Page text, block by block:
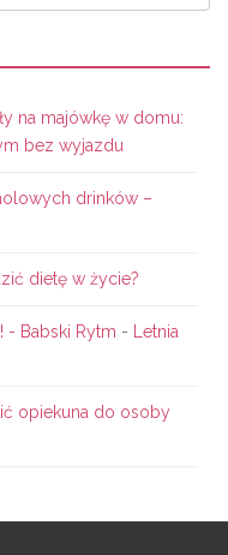
na majówkę w domu:
bez wyjazdu
drinków –
dietę w życie?
- Babski Rytm -
Letnia
opiekuna do osoby